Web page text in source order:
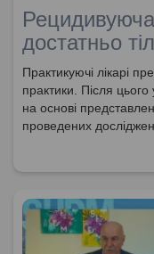
достатньо
Практикуючі лікарі
практики. Після
на основі
проведених